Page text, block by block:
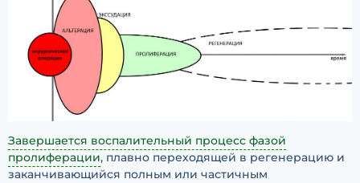
Завершается воспалительный процесс фазой
пролиферации, плавно переходящей в регенерацию и
заканчивающийся полным или частичным